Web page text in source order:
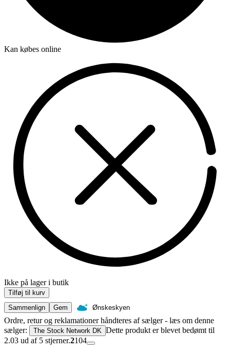
Kan købes online
Ikke på lager i butik
Tilføj til kurv
Sammenlign
Gem Ønskeskyen
Ordre, retur og reklamationer håndteres af sælger - læs om denne
sælger:
The Stock Network DK Dette produkt er blevet bedømt til
2.03 ud af 5 stjerner.2104